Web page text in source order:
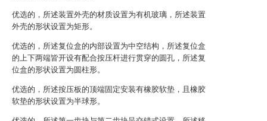
优选的，所述装置外壳的材质设置为有机玻璃，所述装置
外壳的形状设置为矩形。
优选的，所述复位盒的内部设置为中空结构，所述复位盒
的上下两端皆开设有配合按压杆进行贯穿的圆孔，所述复
位盒的形状设置为圆柱形。
优选的，所述按压板的顶端固定安装有橡胶软垫，且橡胶
软垫的形状设置为半球形。